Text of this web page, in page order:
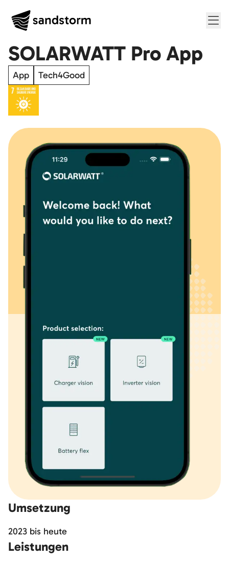
SOLARWATT Pro App
App Tech4Good
Umsetzung
2023 bis heute
Leistungen